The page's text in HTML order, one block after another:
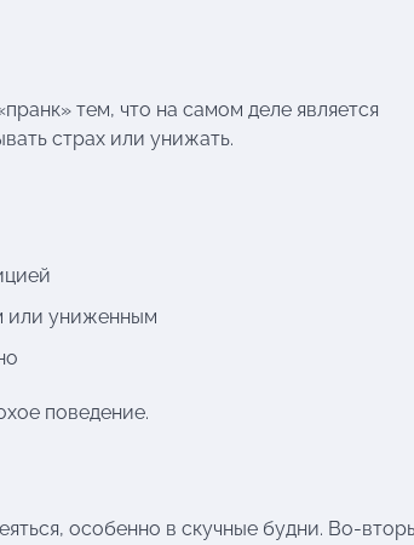
тем, что на самом деле является
страх или унижать.
или униженным
поведение.
особенно в скучные будни. Во-